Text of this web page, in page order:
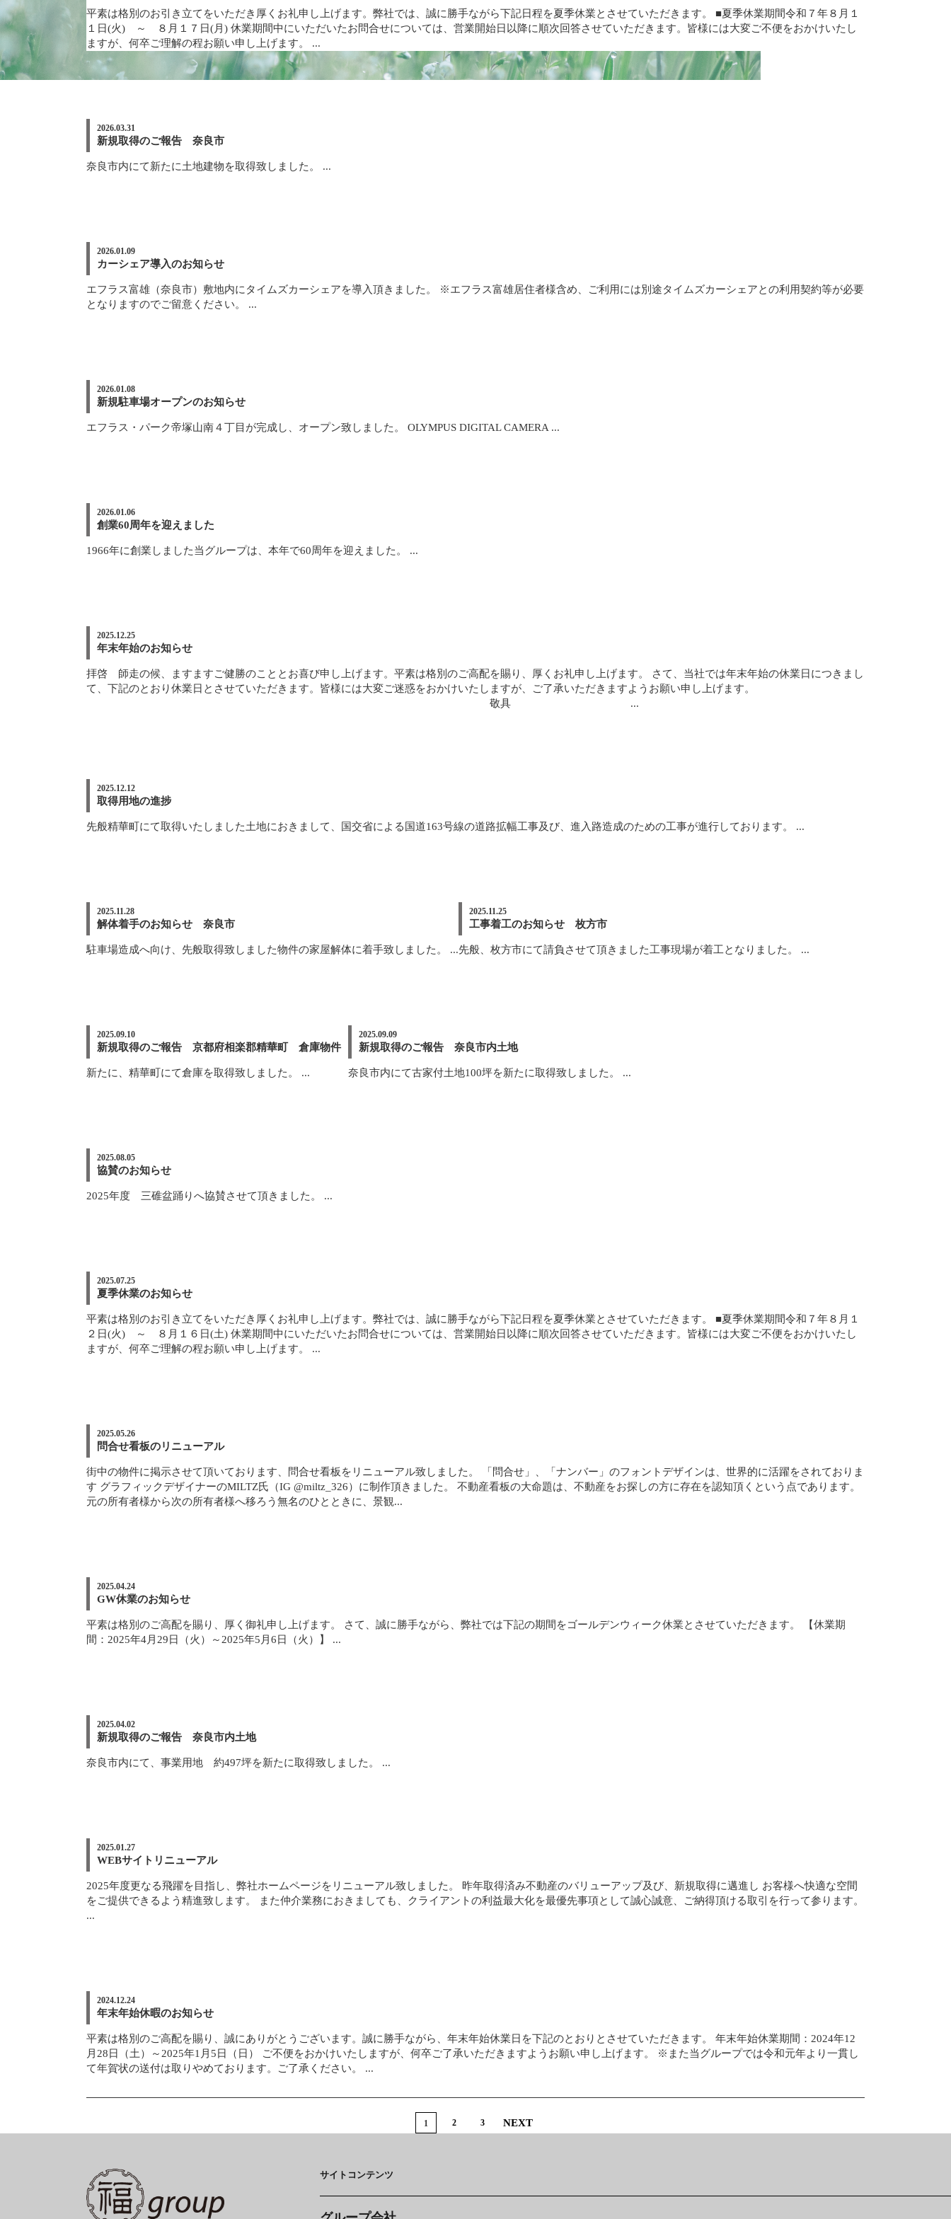
平素は格別のお引き立てをいただき厚くお礼申し上げます。弊社では、誠に勝手ながら下記日程を夏季休業とさせていただきます。 ■夏季休業期間令和７年８月１
１日(火) ～ ８月１７日(月) 休業期間中にいただいたお問合せについては、営業開始日以降に順次回答させていただきます。皆様には大変ご不便をおかけいたし
ますが、何卒ご理解の程お願い申し上げます。 ...
2026.03.31
新規取得のご報告 奈良市
奈良市内にて新たに土地建物を取得致しました。 ...
2026.01.09
カーシェア導入のお知らせ
エフラス富雄（奈良市）敷地内にタイムズカーシェアを導入頂きました。 ※エフラス富雄居住者様含め、ご利用には別途タイムズカーシェアとの利用契約等が必要
となりますのでご留意ください。 ...
2026.01.08
新規駐車場オープンのお知らせ
エフラス・パーク帝塚山南４丁目が完成し、オープン致しました。 OLYMPUS DIGITAL CAMERA ...
2026.01.06
創業60周年を迎えました
1966年に創業しました当グループは、本年で60周年を迎えました。 ...
2025.12.25
年末年始のお知らせ
拝啓 師走の候、ますますご健勝のこととお喜び申し上げます。平素は格別のご高配を賜り、厚くお礼申し上げます。 さて、当社では年末年始の休業日につきまし
て、下記のとおり休業日とさせていただきます。皆様には大変ご迷惑をおかけいたしますが、ご了承いただきますようお願い申し上げます。
敬具 ...
2025.12.12
取得用地の進捗
先般精華町にて取得いたしました土地におきまして、国交省による国道163号線の道路拡幅工事及び、進入路造成のための工事が進行しております。 ...
2025.11.28
解体着手のお知らせ 奈良市
駐車場造成へ向け、先般取得致しました物件の家屋解体に着手致しました。 ...
2025.11.25
工事着工のお知らせ 枚方市
先般、枚方市にて請負させて頂きました工事現場が着工となりました。 ...
2025.09.10
新規取得のご報告 京都府相楽郡精華町 倉庫物件
新たに、精華町にて倉庫を取得致しました。 ...
2025.09.09
新規取得のご報告 奈良市内土地
奈良市内にて古家付土地100坪を新たに取得致しました。 ...
2025.08.05
協賛のお知らせ
2025年度 三碓盆踊りへ協賛させて頂きました。 ...
2025.07.25
夏季休業のお知らせ
平素は格別のお引き立てをいただき厚くお礼申し上げます。弊社では、誠に勝手ながら下記日程を夏季休業とさせていただきます。 ■夏季休業期間令和７年８月１
２日(火) ～ ８月１６日(土) 休業期間中にいただいたお問合せについては、営業開始日以降に順次回答させていただきます。皆様には大変ご不便をおかけいたし
ますが、何卒ご理解の程お願い申し上げます。 ...
2025.05.26
問合せ看板のリニューアル
街中の物件に掲示させて頂いております、問合せ看板をリニューアル致しました。 「問合せ」、「ナンバー」のフォントデザインは、世界的に活躍をされておりま
す グラフィックデザイナーのMILTZ氏（IG @miltz_326）に制作頂きました。 不動産看板の大命題は、不動産をお探しの方に存在を認知頂くという点であります。
元の所有者様から次の所有者様へ移ろう無名のひとときに、景観...
2025.04.24
GW休業のお知らせ
平素は格別のご高配を賜り、厚く御礼申し上げます。 さて、誠に勝手ながら、弊社では下記の期間をゴールデンウィーク休業とさせていただきます。 【休業期
間：2025年4月29日（火）～2025年5月6日（火）】 ...
2025.04.02
新規取得のご報告 奈良市内土地
奈良市内にて、事業用地 約497坪を新たに取得致しました。 ...
2025.01.27
WEBサイトリニューアル
2025年度更なる飛躍を目指し、弊社ホームページをリニューアル致しました。 昨年取得済み不動産のバリューアップ及び、新規取得に邁進し お客様へ快適な空間
をご提供できるよう精進致します。 また仲介業務におきましても、クライアントの利益最大化を最優先事項として誠心誠意、ご納得頂ける取引を行って参ります。
...
2024.12.24
年末年始休暇のお知らせ
平素は格別のご高配を賜り、誠にありがとうございます。誠に勝手ながら、年末年始休業日を下記のとおりとさせていただきます。 年末年始休業期間：2024年12
月28日（土）～2025年1月5日（日） ご不便をおかけいたしますが、何卒ご了承いただきますようお願い申し上げます。 ※また当グループでは令和元年より一貫し
て年賀状の送付は取りやめております。ご了承ください。 ...
1 2 3
サイトコンテンツ